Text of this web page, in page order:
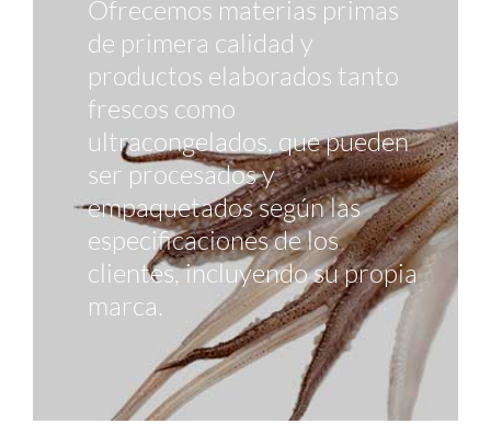
Ofrecemos materias primas
de primera calidad y
productos elaborados tanto
frescos como
ultracongelados, que pueden
ser procesados y
empaquetados según las
especificaciones de los
clientes, incluyendo su propia
marca.